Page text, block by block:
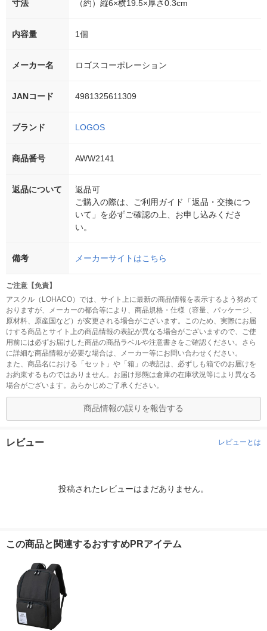
寸法 （約）縦6×横19.5×厚さ0.3cm
内容量 1個
メーカー名 ロゴスコーポレーション
JANコード 4981325611309
ブランド LOGOS
商品番号 AWW2141
返品について
返品可
ご購入の際は、ご利用ガイド「返品・交換につ
いて」を必ずご確認の上、お申し込みくださ
い。
備考 メーカーサイトはこちら
ご注意【免責】
アスクル（LOHACO）では、サイト上に最新の商品情報を表示するよう努めて
おりますが、メーカーの都合等により、商品規格・仕様（容量、パッケージ、
原材料、原産国など）が変更される場合がございます。このため、実際にお届
けする商品とサイト上の商品情報の表記が異なる場合がございますので、ご使
用前には必ずお届けした商品の商品ラベルや注意書きをご確認ください。さら
に詳細な商品情報が必要な場合は、メーカー等にお問い合わせください。
また、商品名における「セット」や「箱」の表記は、必ずしも箱でのお届けを
お約束するものではありません。お届け形態は倉庫の在庫状況等により異なる
場合がございます。あらかじめご了承ください。
商品情報の誤りを報告する
レビュー レビューとは
投稿されたレビューはまだありません。
この商品と関連するおすすめPRアイテム